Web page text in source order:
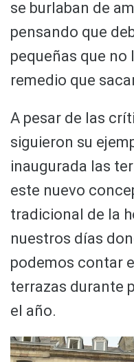
se burlaban de
pensando que
pequeñas que no
remedio que
A pesar de las
siguieron su
inaugurada las
este nuevo
tradicional de la
nuestros días
podemos contar
terrazas durante
el año.